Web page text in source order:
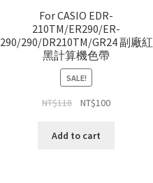
For CASIO EDR-
210TM/ER290/ER-
290/290/DR210TM/GR24 副廠紅
黑計算機色帶
SALE!
NT$118 NT$100
Add to cart